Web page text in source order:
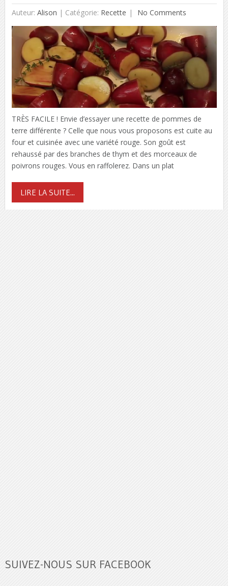
Auteur: Alison | Catégorie: Recette No Comments
TRÈS FACILE ! Envie d’essayer une recette de pommes de
terre différente ? Celle que nous vous proposons est cuite au
four et cuisinée avec une variété rouge. Son goût est
rehaussé par des branches de thym et des morceaux de
poivrons rouges. Vous en raffolerez. Dans un plat
LIRE LA SUITE...
SUIVEZ-NOUS SUR FACEBOOK